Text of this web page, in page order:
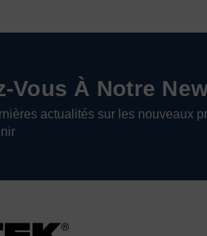
Vous À Notre
actualités sur les nouveaux